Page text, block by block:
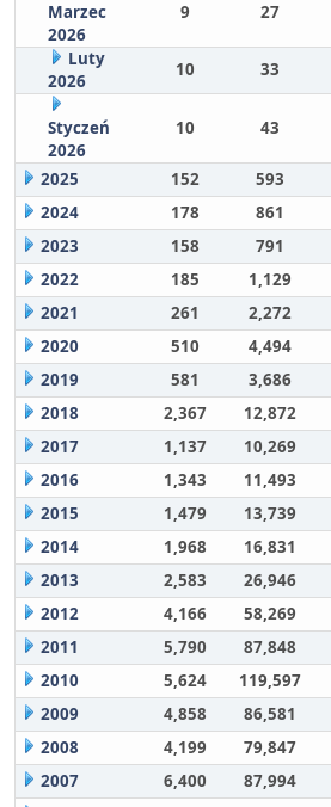
Marzec
2026
9 27
Luty
2026
10 33
Styczeń
2026
10 43
2025 152 593
2024
178 861
2023
158 791
2022
185 1,129
2021
261 2,272
2020
510 4,494
2019
581 3,686
2018
2,367 12,872
2017
1,137 10,269
2016
1,343 11,493
2015
1,479 13,739
2014
1,968 16,831
2013
2,583 26,946
2012
4,166 58,269
2011
5,790 87,848
2010
5,624 119,597
2009
4,858 86,581
2008
4,199 79,847
2007
6,400 87,994